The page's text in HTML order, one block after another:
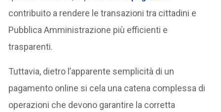
contribuito a rendere le transazioni tra cittadini e
Pubblica Amministrazione più efficienti e
trasparenti.
Tuttavia, dietro l’apparente semplicità di un
pagamento online si cela una catena complessa di
operazioni che devono garantire la corretta